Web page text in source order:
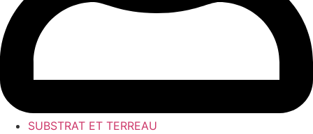
SUBSTRAT ET TERREAU